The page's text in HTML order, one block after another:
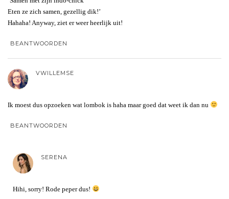
Eten ze zich samen, gezellig dik!’
Hahaha! Anyway, ziet er weer heerlijk uit!
BEANTWOORDEN
VWILLEMSE
Ik moest dus opzoeken wat lombok is haha maar goed dat weet ik dan nu
BEANTWOORDEN
SERENA
Hihi, sorry! Rode peper dus!